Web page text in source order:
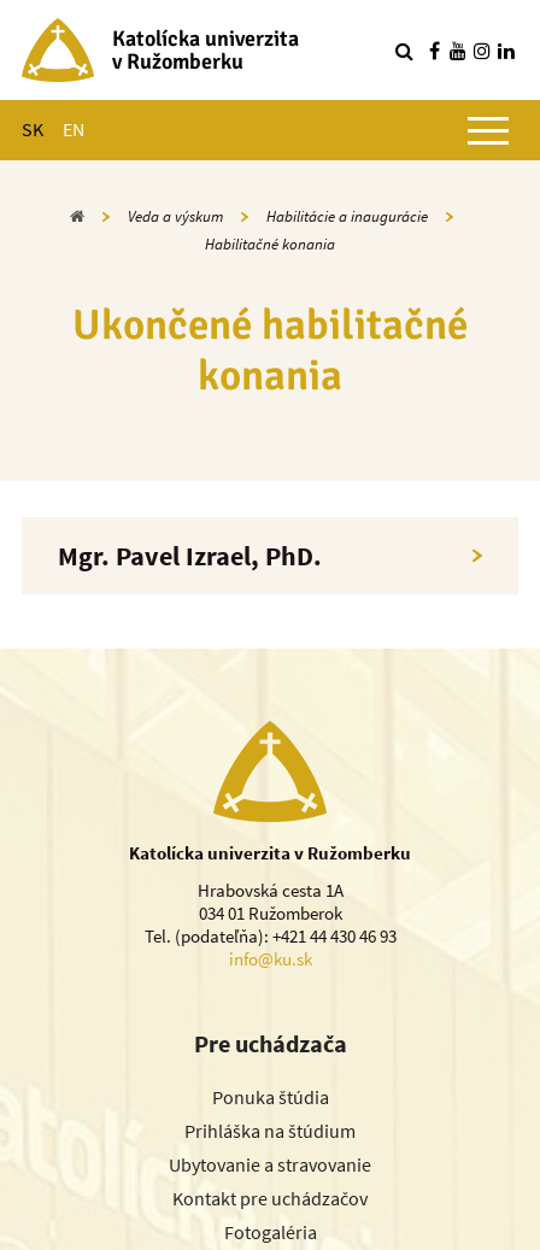
Katolícka univerzita
v Ružomberku
SK EN
Hlavné menu
Domov Veda a výskum
Habilitácie a inaugurácie
Habilitačné konania
Ukončené habilitačné
konania
Mgr. Pavel Izrael, PhD.
Katolícka univerzita v Ružomberku
Hrabovská cesta 1A
034 01 Ružomberok
Tel. (podateľňa): +421 44 430 46 93
info@ku.sk
Pre uchádzača
Ponuka štúdia
Prihláška na štúdium
Ubytovanie a stravovanie
Kontakt pre uchádzačov
Fotogaléria